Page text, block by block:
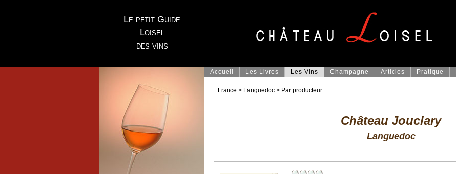
Le petit Guide
Loisel
des vins
Accueil Les Livres Les Vins Champagne Articles Pratique
France > Languedoc > Par producteur
Château Jouclary
Languedoc